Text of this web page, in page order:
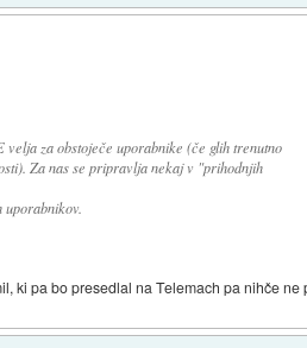
velja za obstoječe uporabnike (če glih trenutno
Za nas se pripravlja nekaj v "prihodnjih
uporabnikov.
ki pa bo presedlal na Telemach pa nihče